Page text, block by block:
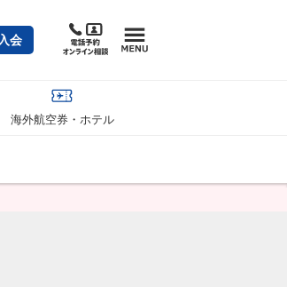
会
海外航空券・ホテル